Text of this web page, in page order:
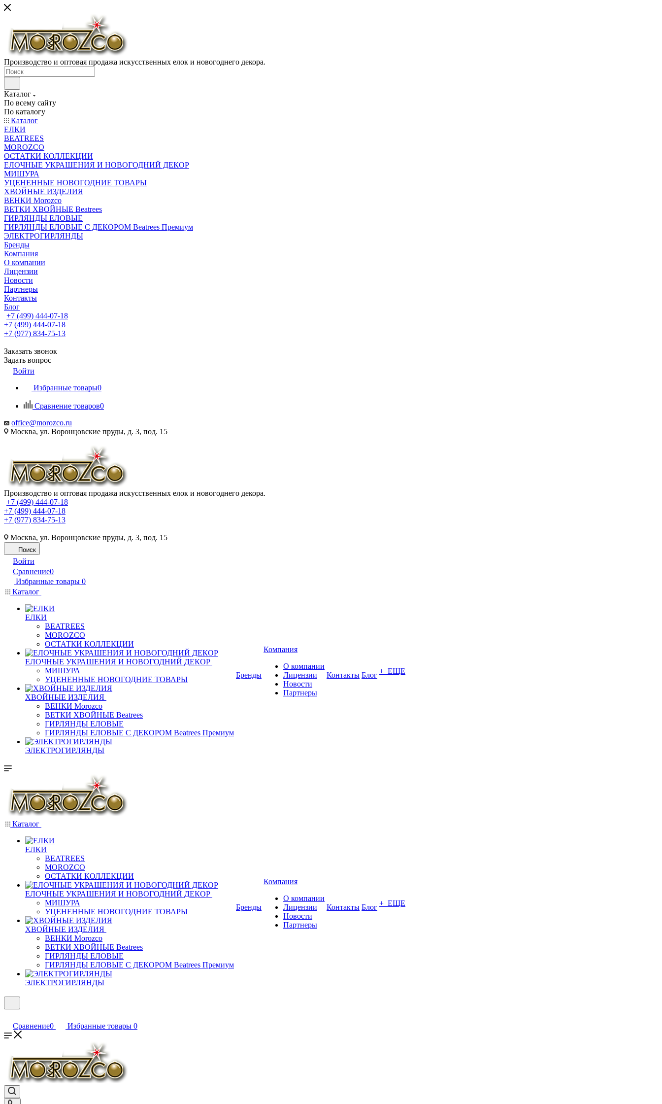
Производство и оптовая продажа искусственных елок и новогоднего декора.
Каталог
По всему сайту
По каталогу
Каталог
ЕЛКИ
BEATREES
MOROZCO
ОСТАТКИ КОЛЛЕКЦИИ
ЕЛОЧНЫЕ УКРАШЕНИЯ И НОВОГОДНИЙ ДЕКОР
МИШУРА
УЦЕНЕННЫЕ НОВОГОДНИЕ ТОВАРЫ
ХВОЙНЫЕ ИЗДЕЛИЯ
ВЕНКИ Morozco
ВЕТКИ ХВОЙНЫЕ Beatrees
ГИРЛЯНДЫ ЕЛОВЫЕ
ГИРЛЯНДЫ ЕЛОВЫЕ С ДЕКОРОМ Beatrees Премиум
ЭЛЕКТРОГИРЛЯНДЫ
Бренды
Компания
О компании
Лицензии
Новости
Партнеры
Контакты
Блог
+7 (499) 444-07-18
+7 (499) 444-07-18
+7 (977) 834-75-13
Заказать звонок
Задать вопрос
Войти
Избранные товары0
Сравнение товаров0
office@morozco.ru
Москва, ул. Воронцовские пруды, д. 3, под. 15
Производство и оптовая продажа искусственных елок и новогоднего декора.
+7 (499) 444-07-18
+7 (499) 444-07-18
+7 (977) 834-75-13
Москва, ул. Воронцовские пруды, д. 3, под. 15
Поиск
Войти
Сравнение0
Избранные товары 0
Каталог
ЕЛКИ
BEATREES
MOROZCO
ОСТАТКИ КОЛЛЕКЦИИ
ЕЛОЧНЫЕ УКРАШЕНИЯ И НОВОГОДНИЙ ДЕКОР
МИШУРА
УЦЕНЕННЫЕ НОВОГОДНИЕ ТОВАРЫ
ХВОЙНЫЕ ИЗДЕЛИЯ
ВЕНКИ Morozco
ВЕТКИ ХВОЙНЫЕ Beatrees
ГИРЛЯНДЫ ЕЛОВЫЕ
ГИРЛЯНДЫ ЕЛОВЫЕ С ДЕКОРОМ Beatrees Премиум
ЭЛЕКТРОГИРЛЯНДЫ
Бренды
Компания
О компании
Лицензии
Новости
Партнеры
Контакты Блог + ЕЩЕ
Каталог
ЕЛКИ
BEATREES
MOROZCO
ОСТАТКИ КОЛЛЕКЦИИ
ЕЛОЧНЫЕ УКРАШЕНИЯ И НОВОГОДНИЙ ДЕКОР
МИШУРА
УЦЕНЕННЫЕ НОВОГОДНИЕ ТОВАРЫ
ХВОЙНЫЕ ИЗДЕЛИЯ
ВЕНКИ Morozco
ВЕТКИ ХВОЙНЫЕ Beatrees
ГИРЛЯНДЫ ЕЛОВЫЕ
ГИРЛЯНДЫ ЕЛОВЫЕ С ДЕКОРОМ Beatrees Премиум
ЭЛЕКТРОГИРЛЯНДЫ
Бренды
Компания
О компании
Лицензии
Новости
Партнеры
Контакты Блог + ЕЩЕ
Сравнение0 Избранные товары 0